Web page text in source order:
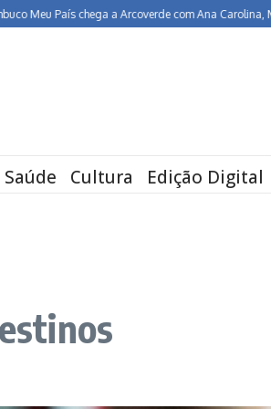
País chega a Arcoverde com Ana Carolina, Maria
Saúde Cultura Edição Digital